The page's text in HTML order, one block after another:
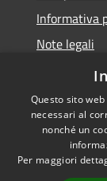
Informativa
Note legali
Accessibilità
Questo sito
necessari al
nonché un
Per maggiori